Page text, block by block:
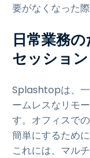
要がなくなった
日常業務
セッション
Splashtopは、
ームレスなリモ
す。オフィスで
簡単にするため
これには、マル